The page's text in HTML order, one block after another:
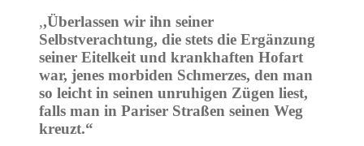
,,Überlassen wir ihn seiner
Selbstverachtung, die stets die Ergänzung
seiner Eitelkeit und krankhaften Hofart
war, jenes morbiden Schmerzes, den man
so leicht in seinen unruhigen Zügen liest,
falls man in Pariser Straßen seinen Weg
kreuzt.“